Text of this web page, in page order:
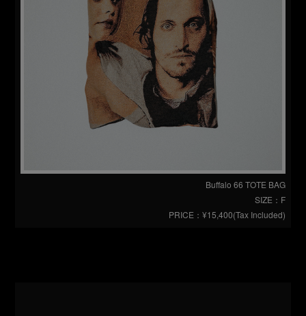
Buffalo 66 TOTE BAG
SIZE：F
PRICE：¥15,400(Tax Included)